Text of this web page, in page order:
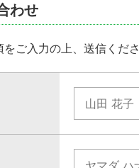
わせ
ご入力の上、送信くださ